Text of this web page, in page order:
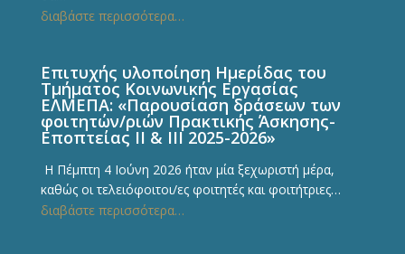
διαβάστε περισσότερα…
Επιτυχής υλοποίηση Ημερίδας του
Τμήματος Κοινωνικής Εργασίας
ΕΛΜΕΠΑ: «Παρουσίαση δράσεων των
φοιτητών/ριών Πρακτικής Άσκησης-
Εποπτείας ΙΙ & ΙΙΙ 2025-2026»
Η Πέμπτη 4 Ιούνη 2026 ήταν μία ξεχωριστή μέρα,
καθώς οι τελειόφοιτοι/ες φοιτητές και φοιτήτριες…
διαβάστε περισσότερα…